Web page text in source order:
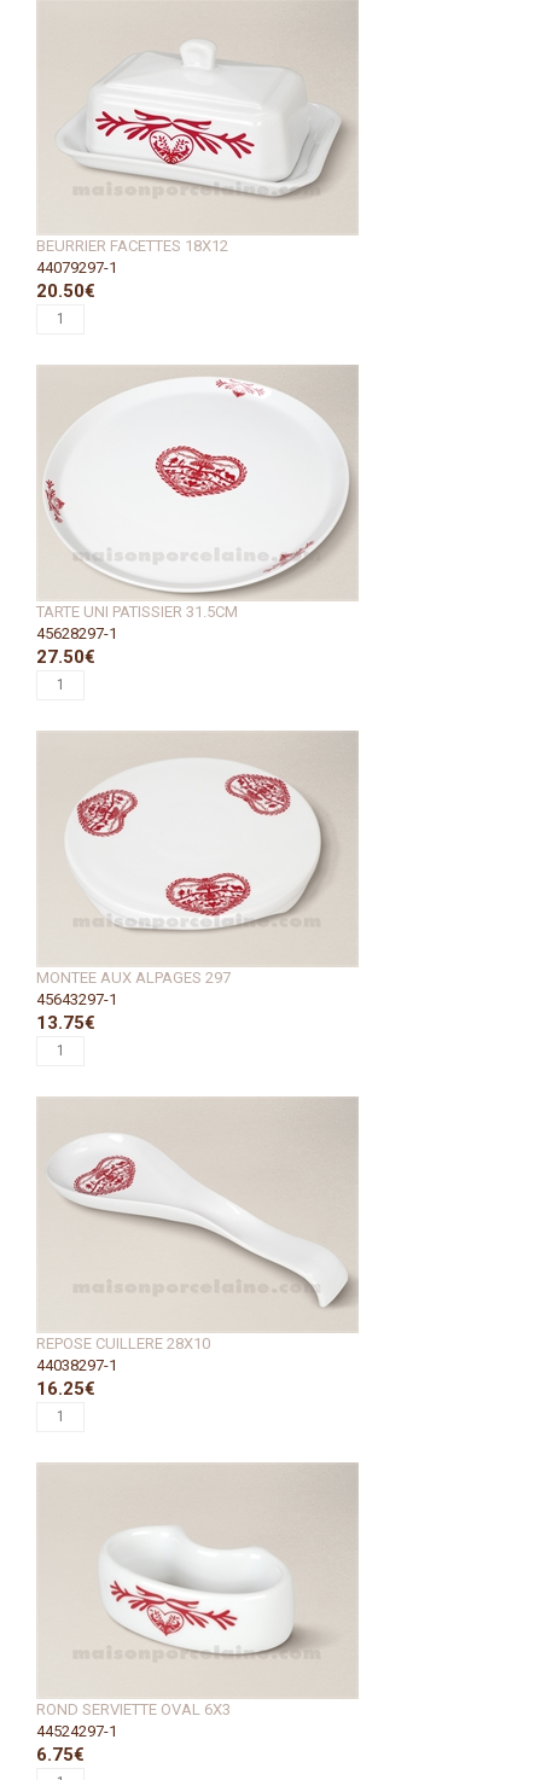
BEURRIER FACETTES 18X12
44079297-1
20.50€
TARTE UNI PATISSIER 31.5CM
45628297-1
27.50€
MONTEE AUX ALPAGES 297
45643297-1
13.75€
REPOSE CUILLERE 28X10
44038297-1
16.25€
ROND SERVIETTE OVAL 6X3
44524297-1
6.75€